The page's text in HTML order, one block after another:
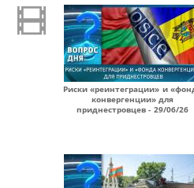
Риски «реинтеграции» и
конвергенции» для
приднестровцев - 29/06/26